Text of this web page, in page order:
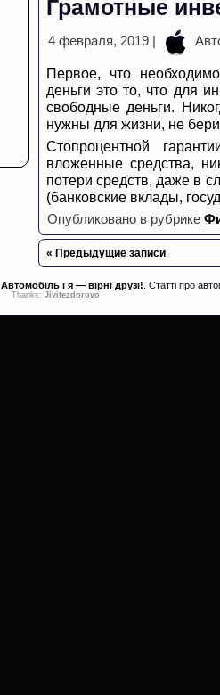
Грамотные
4 февраля, 2019 |
Первое, что
деньги это то, что для
свободные деньги.
нужны для жизни, не
Стопроцентной
вложенные средства,
потери средств, даже в
(банковские вклады,
Опубликовано в рубрике
« Предыдущие записи
Автомобіль і я — вірні друзі! . Статті про
Thanks: Jivitezdorovo